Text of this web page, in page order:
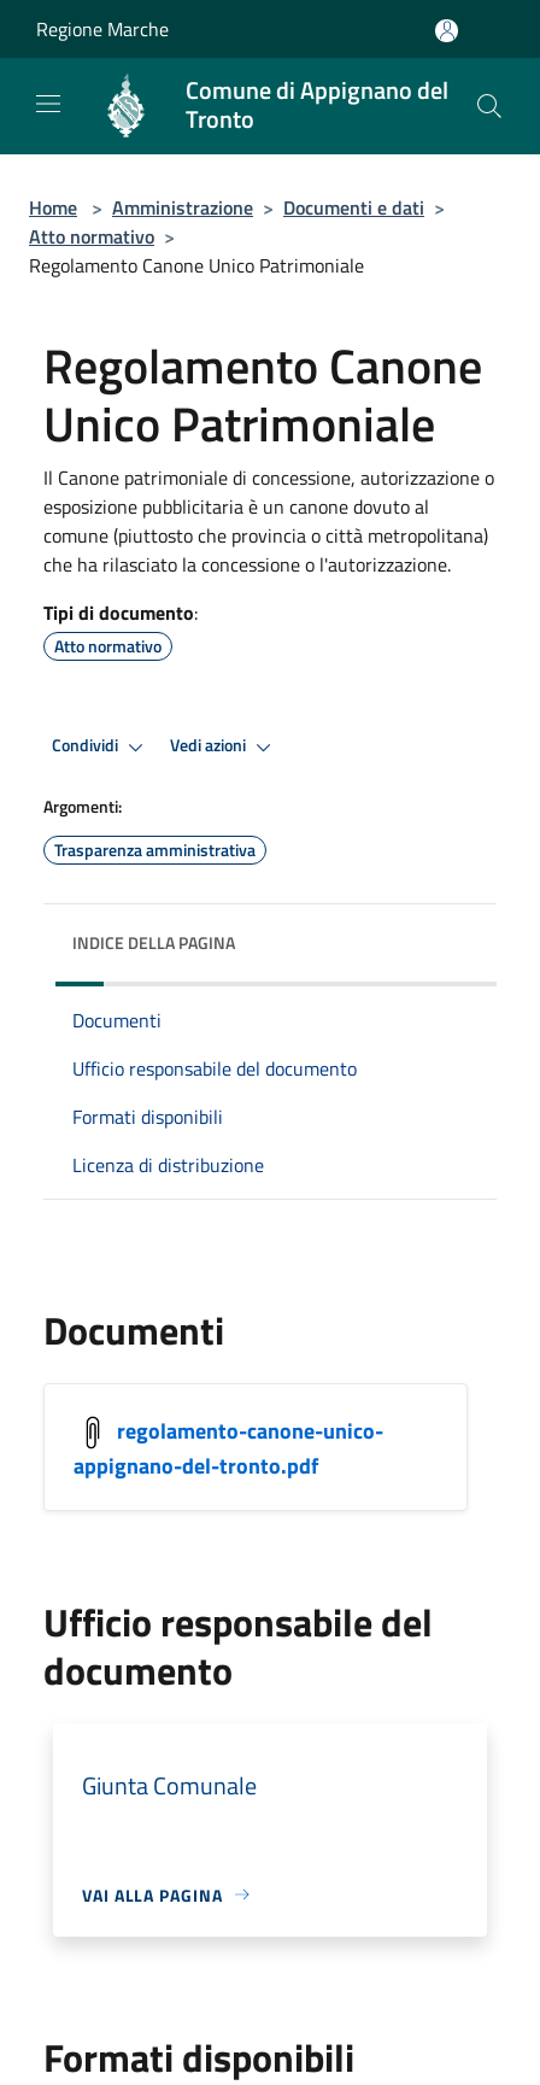
Regione Marche
Comune di Appignano del
Tronto
Home > Amministrazione > Documenti e dati >
Atto normativo >
Regolamento Canone Unico Patrimoniale
Regolamento Canone
Unico Patrimoniale
Il Canone patrimoniale di concessione, autorizzazione o
esposizione pubblicitaria è un canone dovuto al
comune (piuttosto che provincia o città metropolitana)
che ha rilasciato la concessione o l'autorizzazione.
Tipi di documento:
Atto normativo
Condividi Vedi azioni
Argomenti:
Trasparenza amministrativa
INDICE DELLA PAGINA
Documenti
Ufficio responsabile del documento
Formati disponibili
Licenza di distribuzione
Documenti
regolamento-canone-unico-
appignano-del-tronto.pdf
Ufficio responsabile del
documento
Giunta Comunale
VAI ALLA PAGINA
Formati disponibili